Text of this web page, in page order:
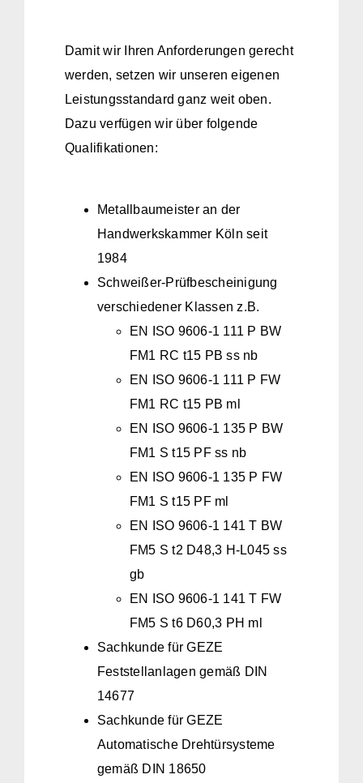
Damit wir Ihren Anforderungen gerecht
werden, setzen wir unseren eigenen
Leistungsstandard ganz weit oben.
Dazu verfügen wir über folgende
Qualifikationen:
Metallbaumeister an der
Handwerkskammer Köln seit
1984
Schweißer-Prüfbescheinigung
verschiedener Klassen z.B.
EN ISO 9606-1 111 P BW
FM1 RC t15 PB ss nb
EN ISO 9606-1 111 P FW
FM1 RC t15 PB ml
EN ISO 9606-1 135 P BW
FM1 S t15 PF ss nb
EN ISO 9606-1 135 P FW
FM1 S t15 PF ml
EN ISO 9606-1 141 T BW
FM5 S t2 D48,3 H-L045 ss
gb
EN ISO 9606-1 141 T FW
FM5 S t6 D60,3 PH ml
Sachkunde für GEZE
Feststellanlagen gemäß DIN
14677
Sachkunde für GEZE
Automatische Drehtürsysteme
gemäß DIN 18650